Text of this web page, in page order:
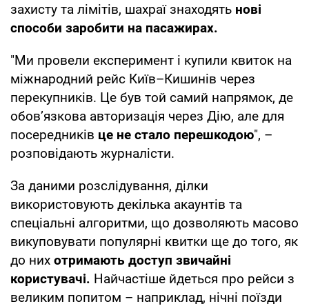
захисту та лімітів, шахраї знаходять нові
способи заробити на пасажирах.
"Ми провели експеримент і купили квиток на
міжнародний рейс Київ–Кишинів через
перекупників. Це був той самий напрямок, де
обов’язкова авторизація через Дію, але для
посередників це не стало перешкодою", –
розповідають журналісти.
За даними розслідування, ділки
використовують декілька акаунтів та
спеціальні алгоритми, що дозволяють масово
викуповувати популярні квитки ще до того, як
до них отримають доступ звичайні
користувачі. Найчастіше йдеться про рейси з
великим попитом – наприклад, нічні поїзди